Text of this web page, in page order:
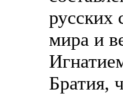
русских
мира и
Братия,